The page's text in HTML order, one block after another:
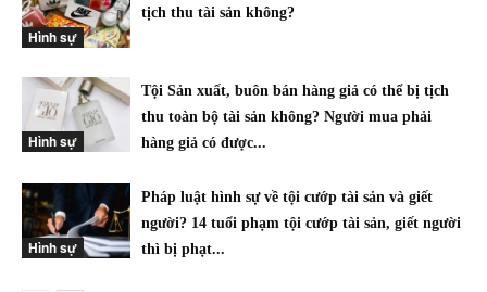
Hình sự
tịch thu tài sản không?
Hình sự
Tội Sản xuất, buôn bán hàng giả có thể bị tịch
thu toàn bộ tài sản không? Người mua phải
hàng giả có được...
Hình sự
Pháp luật hình sự về tội cướp tài sản và giết
người? 14 tuổi phạm tội cướp tài sản, giết người
thì bị phạt...